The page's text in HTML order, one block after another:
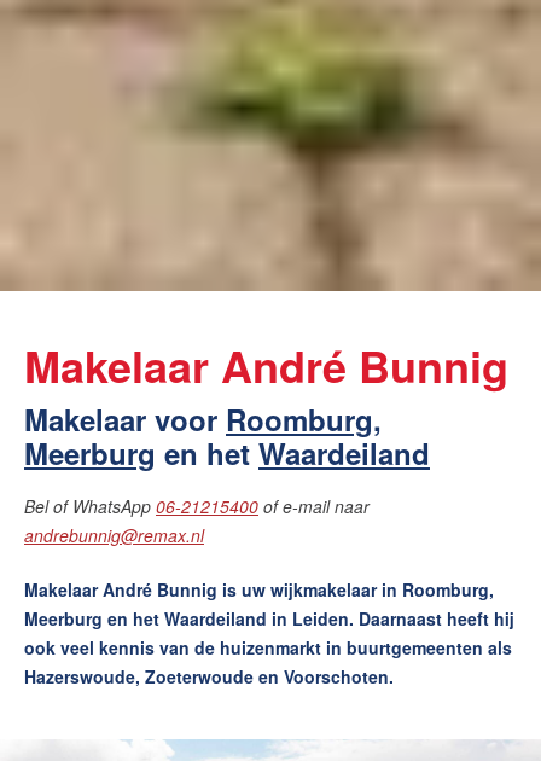
Makelaar André Bunnig
Makelaar voor Roomburg,
Meerburg en het Waardeiland
Bel of WhatsApp 06-21215400 of e-mail naar
andrebunnig@remax.nl
Makelaar André Bunnig is uw wijkmakelaar in Roomburg,
Meerburg en het Waardeiland in Leiden. Daarnaast heeft hij
ook veel kennis van de huizenmarkt in buurtgemeenten als
Hazerswoude, Zoeterwoude en Voorschoten.